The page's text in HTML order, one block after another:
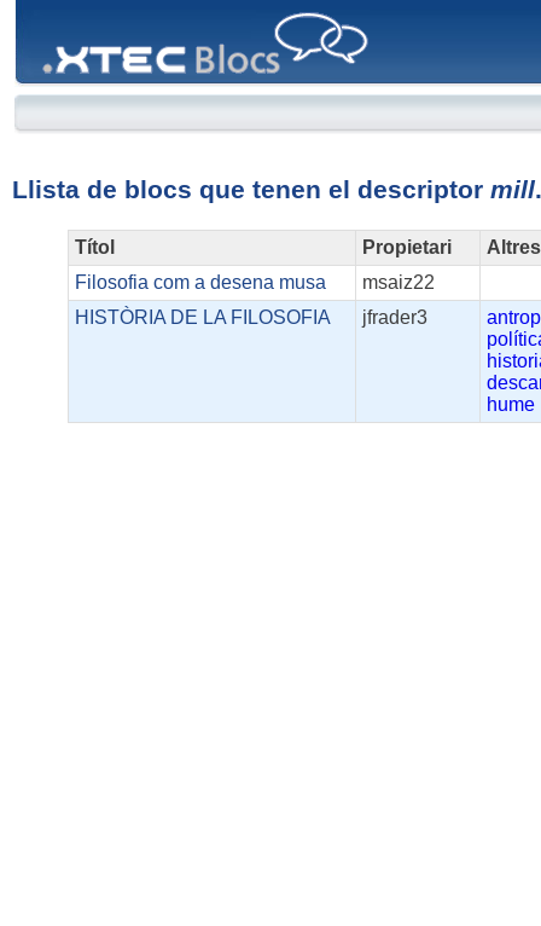
Llista de blocs que tenen el descriptor mill.
Títol Propietari
Filosofia com a desena musa
msaiz22
HISTÒRIA DE LA FILOSOFIA
jfrader3
hume